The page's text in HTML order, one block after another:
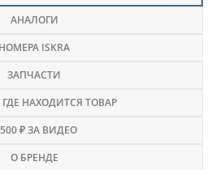
АНАЛОГИ
НОМЕРА ISKRA
ЗАПЧАСТИ
ГДЕ НАХОДИТСЯ ТОВАР
₽ ЗА ВИДЕО
О БРЕНДЕ